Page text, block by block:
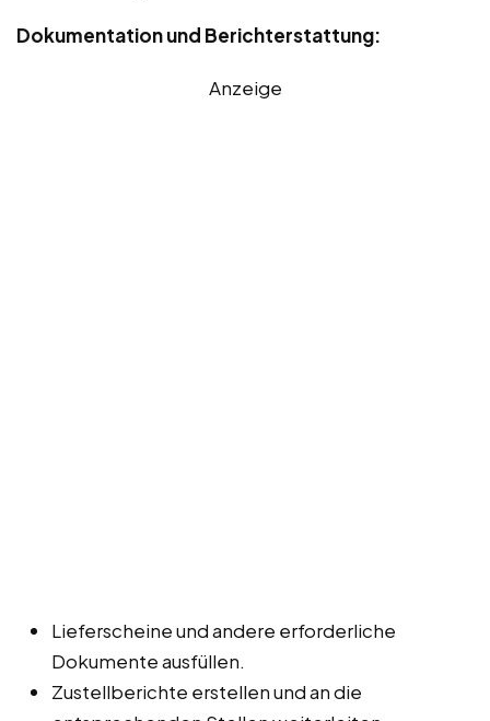
Dokumentation und Berichterstattung:
Anzeige
Lieferscheine und andere erforderliche
Dokumente ausfüllen.
Zustellberichte erstellen und an die